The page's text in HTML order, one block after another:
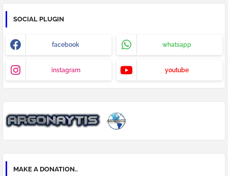
SOCIAL PLUGIN
facebook whatsapp
instagram youtube
MAKE A DONATION..